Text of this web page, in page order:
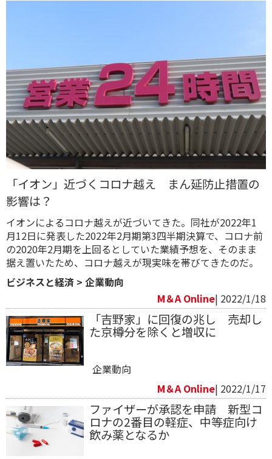
「イオン」近づくコロナ越え まん延防止措置の
影響は？
イオンによるコロナ越えが近づいてきた。同社が2022年1
月12日に発表した2022年2月期第3四半期決算で、コロナ前
の2020年2月期を上回るとしていた業績予想を、そのまま
据え置いたため、コロナ越えが現実味を帯びてきたのだ。
ビジネスと経済 > 企業動向
M＆A Online| 2022/1/18
「吉野家」に回復の兆し 売却し
た京樽分を除くと増収に
企業動向
M＆A Online| 2022/1/17
ファイザーが承認を申請 新型コ
ロナの2番目の軽症、中等症向け
飲み薬となるか